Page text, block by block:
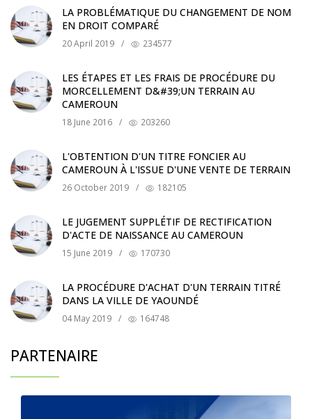
LA PROBLÉMATIQUE DU CHANGEMENT DE NOM
EN DROIT COMPARÉ
20 April 2019 / 234577
LES ÉTAPES ET LES FRAIS DE PROCÉDURE DU
MORCELLEMENT D&#39;UN TERRAIN AU
CAMEROUN
18 June 2016 / 203260
L'OBTENTION D'UN TITRE FONCIER AU
CAMEROUN À L'ISSUE D'UNE VENTE DE TERRAIN
26 October 2019 / 182105
LE JUGEMENT SUPPLÉTIF DE RECTIFICATION
D'ACTE DE NAISSANCE AU CAMEROUN
15 June 2019 / 170730
LA PROCÉDURE D'ACHAT D'UN TERRAIN TITRÉ
DANS LA VILLE DE YAOUNDÉ
04 May 2019 / 164748
PARTENAIRE